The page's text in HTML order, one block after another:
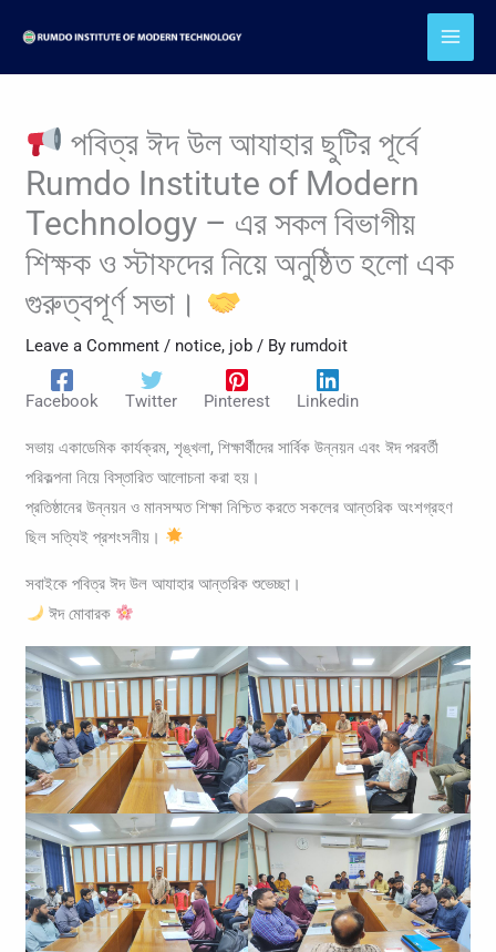
content
পবিত্র ঈদ উল আযাহার ছুটির পূর্বে
Rumdo Institute of Modern
Technology – এর সকল বিভাগীয়
শিক্ষক ও স্টাফদের নিয়ে অনুষ্ঠিত হলো এক
গুরুত্বপূর্ণ সভা।
Leave a Comment / notice, job / By rumdoit
Facebook Twitter Pinterest Linkedin
সভায় একাডেমিক কার্যক্রম, শৃঙ্খলা, শিক্ষার্থীদের সার্বিক উন্নয়ন এবং ঈদ পরবর্তী
পরিকল্পনা নিয়ে বিস্তারিত আলোচনা করা হয়।
প্রতিষ্ঠানের উন্নয়ন ও মানসম্মত শিক্ষা নিশ্চিত করতে সকলের আন্তরিক অংশগ্রহণ
ছিল সত্যিই প্রশংসনীয়।
সবাইকে পবিত্র ঈদ উল আযাহার আন্তরিক শুভেচ্ছা।
ঈদ মোবারক